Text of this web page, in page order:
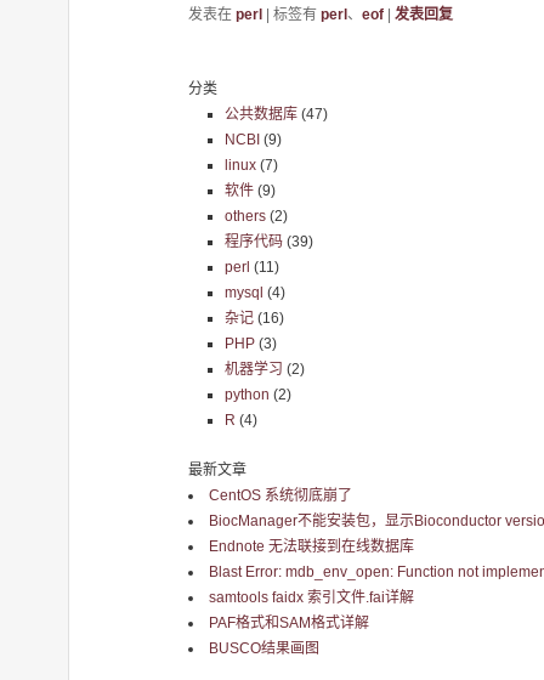
发表在 perl 标签有 perl 、 eof 发表回复
分类
公共数据库(47)
NCBI (9)
linux(7)
软件(9)
others(2)
程序代码(39)
perl (11)
mysql (4)
杂记(16)
PHP(3)
机器学习 (2)
python (2)
R (4)
最新文章
CentOS 系统彻底崩了
BiocManager不能安装包，显示Bioconductor
Endnote 无法联接到在线数据库
Blast Error: mdb_env_open: Function not
samtools faidx 索引文件.fai详解
PAF格式和SAM格式详解
BUSCO结果画图